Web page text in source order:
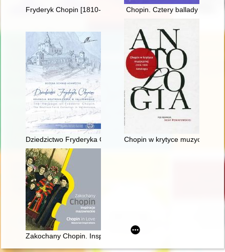
Fryderyk Chopin [1810-1849] Chopin. Cztery ballady
Dziedzictwo Fryderyka Chopina. Kolekcja Boutroux-Ferra w
Chopin w krytyce muzycznej
Zakochany Chopin. Inspiracje mazowieckie. Chopin in love.